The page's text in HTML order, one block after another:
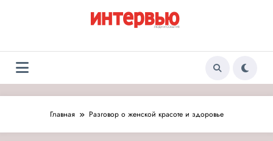
Журнал «Интервью:
Люди и события»
Люди и события
Главная Разговор о женской красоте и здоровье